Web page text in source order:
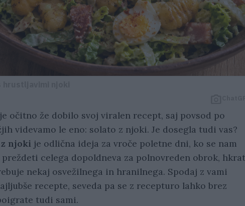
očitno že dobilo svoj viralen recept, saj povsod po
videvamo le eno: solato z njoki. Je dosegla tudi vas?
njokije odlična ideja za vroče poletne dni, ko se nam
celega dopoldneva za polnovreden obrok,
nekaj osvežilnega in hranilnega. Spodaj z vami
recepte, seveda pa se z recepturo lahko brez
tudi sami.